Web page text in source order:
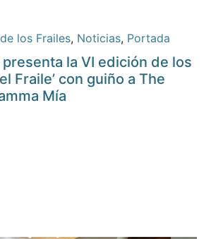
los Frailes, Noticias, Portada
la VI edición de los
Fraile’ con guiño a The
Mía